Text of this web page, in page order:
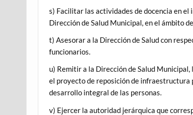
s) Facilitar las actividades de docencia en el
Dirección de Salud Municipal, en el ámbito
t) Asesorar a la Dirección de Salud con
funcionarios.
u) Remitir a la Dirección de Salud
el proyecto de reposición de
desarrollo integral de las personas.
v) Ejercer la autoridad jerárquica que